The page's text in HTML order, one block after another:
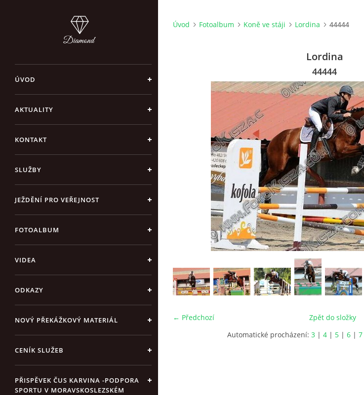
ÚVOD
AKTUALITY
KONTAKT
SLUŽBY
JEŽDĚNÍ PRO VEŘEJNOST
FOTOALBUM
VIDEA
ODKAZY
NOVÝ PŘEKÁŽKOVÝ MATERIÁL
CENÍK SLUŽEB
PŘISPĚVEK ČUS KARVINA -PODPORA
SPORTU V MORAVSKOSLEZSKÉM
Úvod Fotoalbum Koně ve stáji Lordina 44444
Lordina
44444
← Předchozí
Zpět do složky
Automatické procházení: 3 | 4 | 5 | 6 | 7